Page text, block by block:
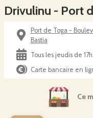
Drivulinu - Port
Port de Toga -
Bastia
Tous les jeudis de
Carte bancaire en
Ce